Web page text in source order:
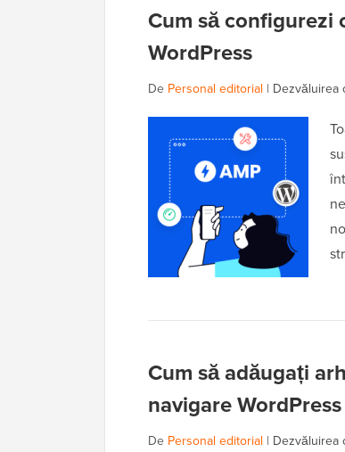
Cum să configurezi
WordPress
De Personal editorial | Dezvăluirea
Cum să adăugați
navigare WordPress
De Personal editorial | Dezvăluirea